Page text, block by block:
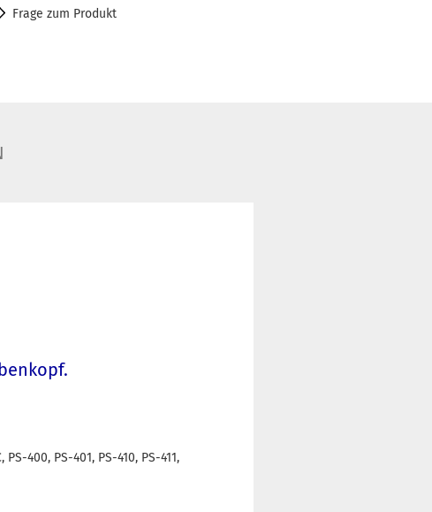
Frage zum Produkt
PS-400, PS-401, PS-410, PS-411,